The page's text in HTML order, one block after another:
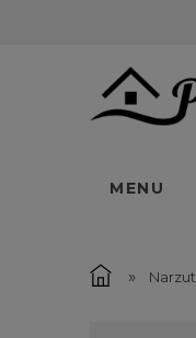
MENU
»